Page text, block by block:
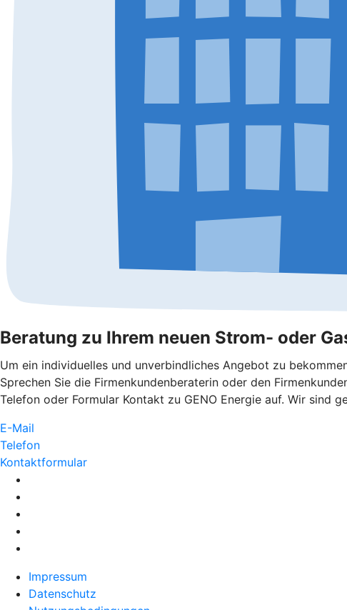
Beratung zu Ihrem neuen Strom- oder
Um ein individuelles und unverbindliches Angebot zu
Sprechen Sie die Firmenkundenberaterin oder den
Telefon oder Formular Kontakt zu GENO Energie auf. Wir sind
E-Mail
Telefon
Kontaktformular
Impressum
Datenschutz